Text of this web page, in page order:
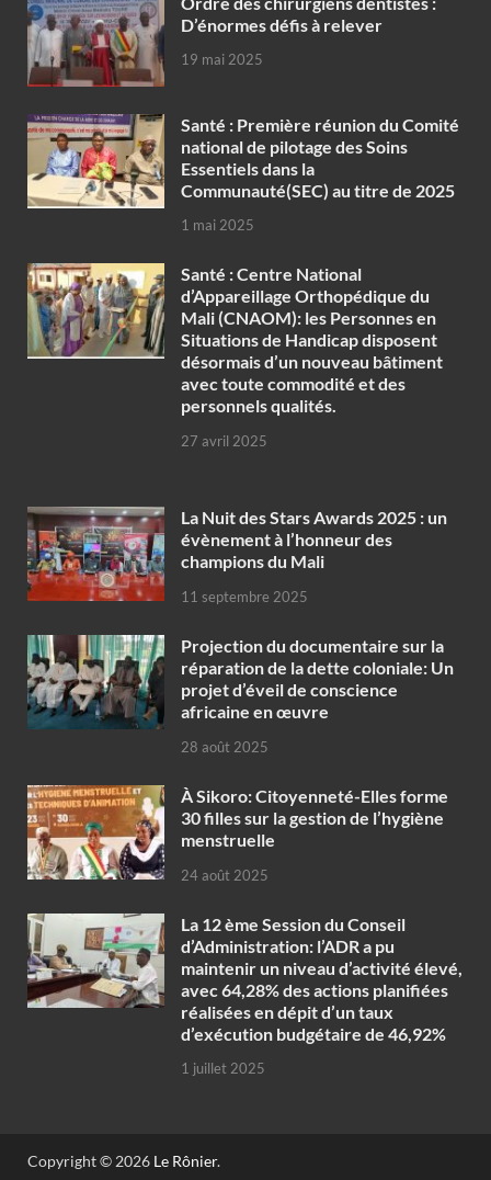
D’énormes défis à relever
19 mai 2025
Santé : Première réunion du Comité
national de pilotage des Soins
Essentiels dans la
Communauté(SEC) au titre de 2025
1 mai 2025
Santé : Centre National
d’Appareillage Orthopédique du
Mali (CNAOM): les Personnes en
Situations de Handicap disposent
désormais d’un nouveau bâtiment
avec toute commodité et des
personnels qualités.
27 avril 2025
‎La Nuit des Stars Awards 2025 : un
évènement à l’honneur des
champions du Mali
11 septembre 2025
Projection du documentaire sur la
réparation de la dette coloniale: Un
projet d’éveil de conscience
africaine en œuvre‎
28 août 2025
À Sikoro: Citoyenneté-Elles forme
30 filles sur la gestion de l’hygiène
menstruelle
24 août 2025
La 12 ème Session du Conseil
d’Administration: l’ADR a pu
maintenir un niveau d’activité élevé,
avec 64,28% des actions planifiées
réalisées en dépit d’un taux
d’exécution budgétaire de 46,92%
1 juillet 2025
Copyright © 2026 Le Rônier.